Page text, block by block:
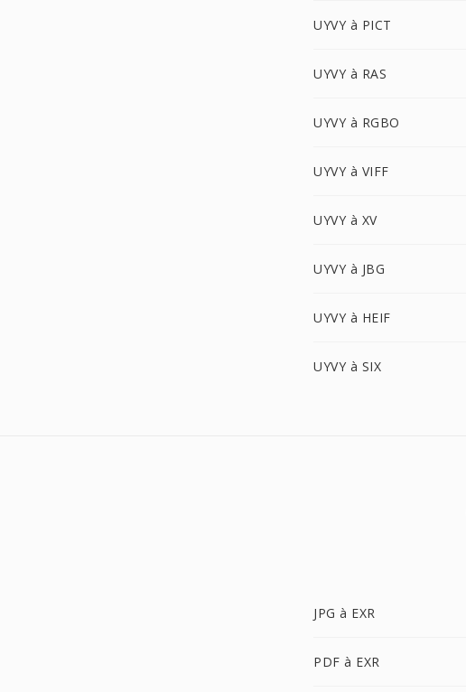
UYVY à PICT
UYVY à RAS
UYVY à RGBO
UYVY à VIFF
UYVY à XV
UYVY à JBG
UYVY à HEIF
UYVY à SIX
JPG à EXR
PDF à EXR